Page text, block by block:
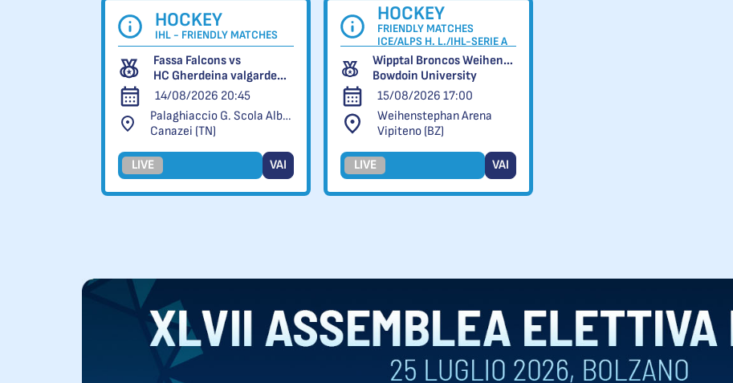
HOCKEY
IHL - FRIENDLY MATCHES
Fassa Falcons vs
HC Gherdeina valgardena.it
14/08/2026 20:45
Palaghiaccio G. Scola Alba di Canazei
Canazei (TN)
LIVE VAI
HOCKEY
FRIENDLY MATCHES
ICE/ALPS H. L./IHL-SERIE A
Wipptal Broncos Weihenstephan vs
Bowdoin University
15/08/2026 17:00
Weihenstephan Arena
Vipiteno (BZ)
LIVE VAI